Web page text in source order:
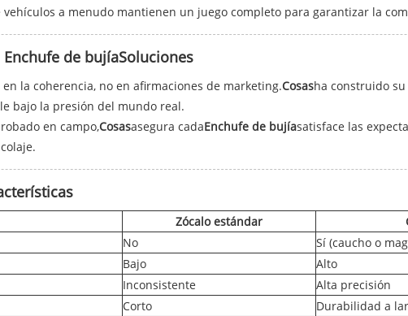
a menudo mantienen un juego completo para garantizar la
Enchufe de bujíaSoluciones
la coherencia, no en afirmaciones de marketing.Cosasha construido
bajo la presión del mundo real.
en campo,Cosasasegura cadaEnchufe de bujíasatisface las
Zócalo estándar
No
Sí (caucho o
Bajo
Alto
Inconsistente
Alta precisión
Corto Durabilidad a